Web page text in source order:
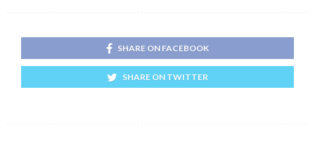
SHARE ON FACEBOOK
SHARE ON TWITTER